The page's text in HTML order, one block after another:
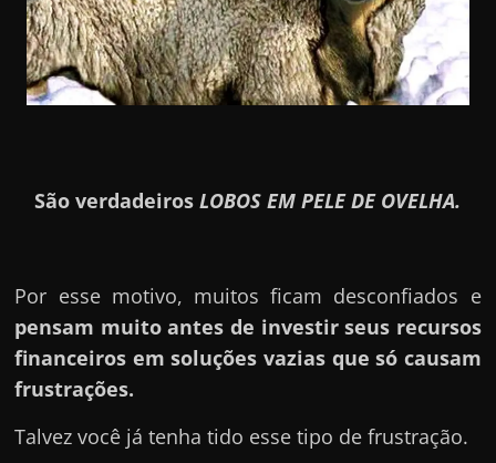
São verdadeirosLOBOS EM PELE DE OVELHA.
Por esse motivo, muitos ficam desconfiados e
pensam muito antes de investir seus recursos
financeiros em soluções vazias que só causam
frustrações.
Talvez você já tenha tido esse tipo de frustração.